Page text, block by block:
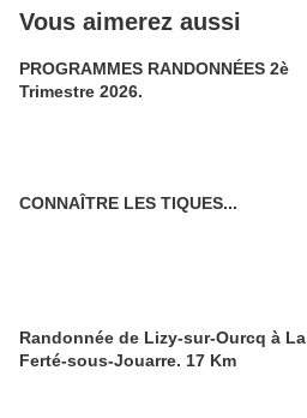
Vous aimerez aussi
PROGRAMMES RANDONNÉES 2è
Trimestre 2026.
CONNAÎTRE LES TIQUES...
Randonnée de Lizy-sur-Ourcq à La
Ferté-sous-Jouarre. 17 Km